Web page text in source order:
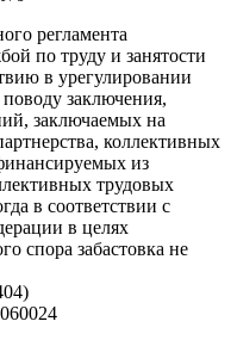
регламента
по труду и занятости
в урегулировании
заключения,
заключаемых на
коллективных
из
трудовых
в соответствии с
в целях
спора забастовка не